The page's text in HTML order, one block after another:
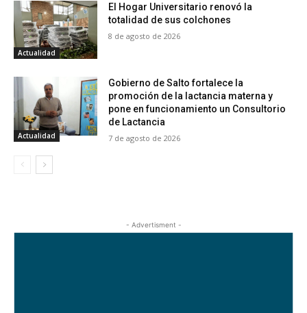
Actualidad
El Hogar Universitario renovó la
totalidad de sus colchones
8 de agosto de 2026
Actualidad
Gobierno de Salto fortalece la
promoción de la lactancia materna y
pone en funcionamiento un Consultorio
de Lactancia
7 de agosto de 2026
- Advertisment -